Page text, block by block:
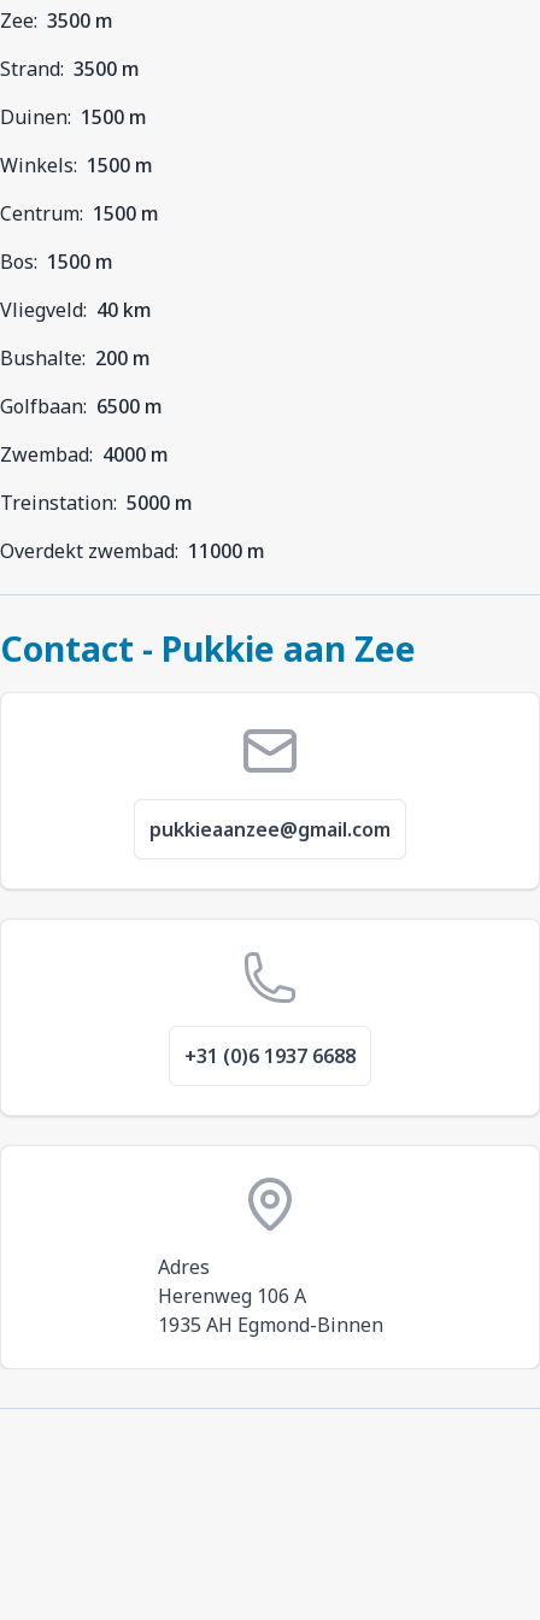
Zee: 3500 m
Strand: 3500 m
Duinen: 1500 m
Winkels: 1500 m
Centrum: 1500 m
Bos: 1500 m
Vliegveld: 40 km
Bushalte: 200 m
Golfbaan: 6500 m
Zwembad: 4000 m
Treinstation: 5000 m
Overdekt zwembad: 11000 m
Contact - Pukkie aan Zee
pukkieaanzee@gmail.com
+31 (0)6 1937 6688
Adres
Herenweg 106 A
1935 AH Egmond-Binnen